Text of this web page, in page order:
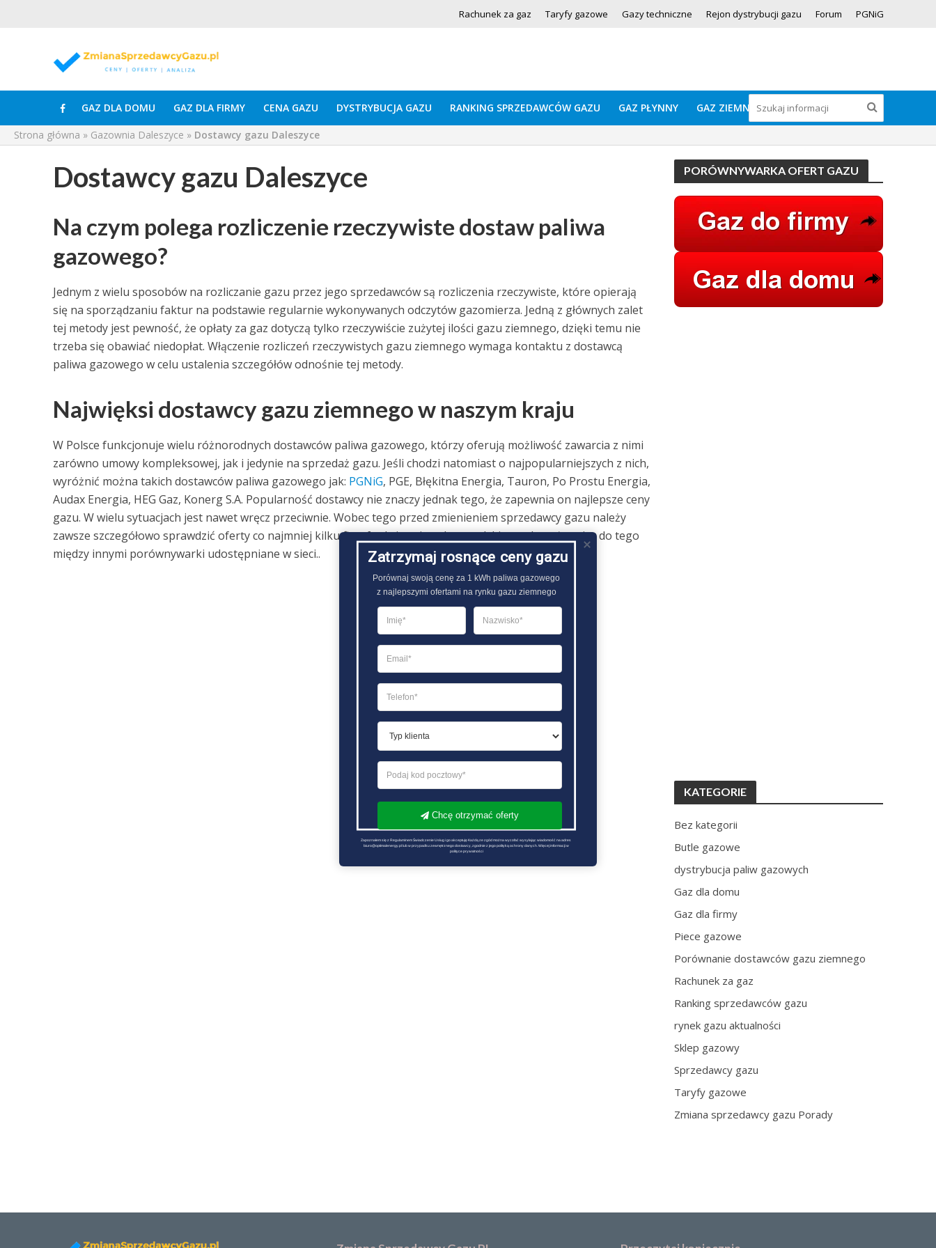
Rachunek za gaz Taryfy gazowe Gazy techniczne Rejon dystrybucji gazu Forum PGNiG
GAZ DLA DOMU GAZ DLA FIRMY CENA GAZU DYSTRYBUCJA GAZU RANKING SPRZEDAWCÓW GAZU GAZ PŁYNNY GAZ ZIEMNY
Strona główna » Gazownia Daleszyce » Dostawcy gazu Daleszyce
Dostawcy gazu Daleszyce
Na czym polega rozliczenie rzeczywiste dostaw paliwa
gazowego?
Jednym z wielu sposobów na rozliczanie gazu przez jego sprzedawców są rozliczenia rzeczywiste, które opierają
się na sporządzaniu faktur na podstawie regularnie wykonywanych odczytów gazomierza. Jedną z głównych zalet
tej metody jest pewność, że opłaty za gaz dotyczą tylko rzeczywiście zużytej ilości gazu ziemnego, dzięki temu nie
trzeba się obawiać niedopłat. Włączenie rozliczeń rzeczywistych gazu ziemnego wymaga kontaktu z dostawcą
paliwa gazowego w celu ustalenia szczegółów odnośnie tej metody.
Najwięksi dostawcy gazu ziemnego w naszym kraju
W Polsce funkcjonuje wielu różnorodnych dostawców paliwa gazowego, którzy oferują możliwość zawarcia z nimi
zarówno umowy kompleksowej, jak i jedynie na sprzedaż gazu. Jeśli chodzi natomiast o najpopularniejszych z nich,
wyróżnić można takich dostawców paliwa gazowego jak: PGNiG, PGE, Błękitna Energia, Tauron, Po Prostu Energia,
Audax Energia, HEG Gaz, Konerg S.A. Popularność dostawcy nie znaczy jednak tego, że zapewnia on najlepsze ceny
gazu. W wielu sytuacjach jest nawet wręcz przeciwnie. Wobec tego przed zmienieniem sprzedawcy gazu należy
zawsze szczegółowo sprawdzić oferty co najmniej kilku firm funkcjonujących na polskim rynku, używając do tego
między innymi porównywarki udostępniane w sieci..
PORÓWNYWARKA OFERT GAZU
KATEGORIE
Bez kategorii
Butle gazowe
dystrybucja paliw gazowych
Gaz dla domu
Gaz dla firmy
Piece gazowe
Porównanie dostawców gazu ziemnego
Rachunek za gaz
Ranking sprzedawców gazu
rynek gazu aktualności
Sklep gazowy
Sprzedawcy gazu
Taryfy gazowe
Zmiana sprzedawcy gazu Porady
Zatrzymaj rosnące ceny gazu
Porównaj swoją cenę za 1 kWh paliwa gazowego
z najlepszymi ofertami na rynku gazu ziemnego
Chcę otrzymać oferty
Zapoznałem się z Regulaminem Świadczenie Usług i go akceptuję Każdą ze zgód można wycofać wysyłając wiadomość na adres
biuro@optimalenergy.pl lub w przypadku zewnętrznego dostawcy, zgodnie z jego polityką ochrony danych. Więcej informacji w
polityce prywatności